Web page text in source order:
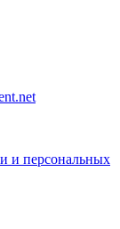
и персональных